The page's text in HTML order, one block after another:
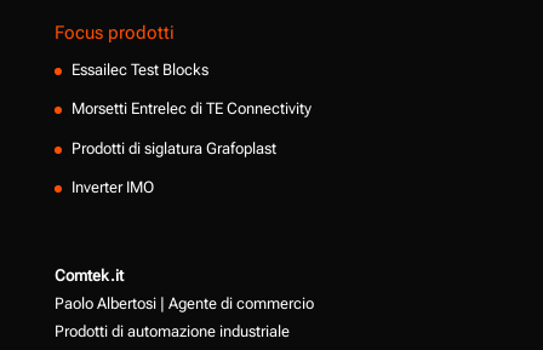
Focus prodotti
Essailec Test Blocks
Morsetti Entrelec di TE Connectivity
Prodotti di siglatura Grafoplast
Inverter IMO
Comtek.it
Paolo Albertosi | Agente di commercio
Prodotti di automazione industriale